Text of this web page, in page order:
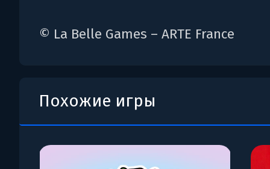
© La Belle Games – ARTE France
Похожие игры